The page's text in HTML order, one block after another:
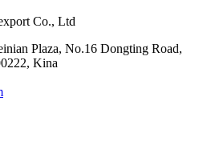
Plaza, No.16 Dongting Road,
Kina